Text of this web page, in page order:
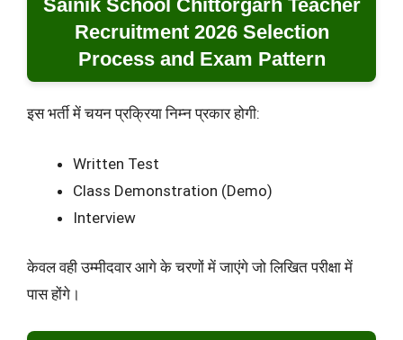
Sainik School Chittorgarh Teacher
Recruitment 2026 Selection
Process and Exam Pattern
इस भर्ती में चयन प्रक्रिया निम्न प्रकार होगी:
Written Test
Class Demonstration (Demo)
Interview
केवल वही उम्मीदवार आगे के चरणों में जाएंगे जो लिखित परीक्षा में
पास होंगे।